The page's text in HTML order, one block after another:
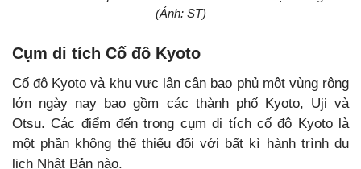
(Ảnh: ST)
Cụm di tích Cố đô Kyoto
Cố đô Kyoto và khu vực lân cận bao phủ một vùng rộng
lớn ngày nay bao gồm các thành phố Kyoto, Uji và
Otsu. Các điểm đến trong cụm di tích cố đô Kyoto là
một phần không thể thiếu đối với bất kì hành trình du
lịch Nhật Bản nào.